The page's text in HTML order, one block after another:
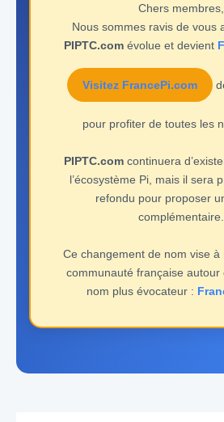
Chers membres,
Nous sommes ravis de vous
PIPTC.comévolue et devient
Visitez FrancePi.com
pour profiter de toutes les
PIPTC.com continuera
l’écosystème Pi, mais il sera
refondu pour proposer
complémentaire.
Ce changement de nom vise à
communauté française autour
nom plus évocateur :